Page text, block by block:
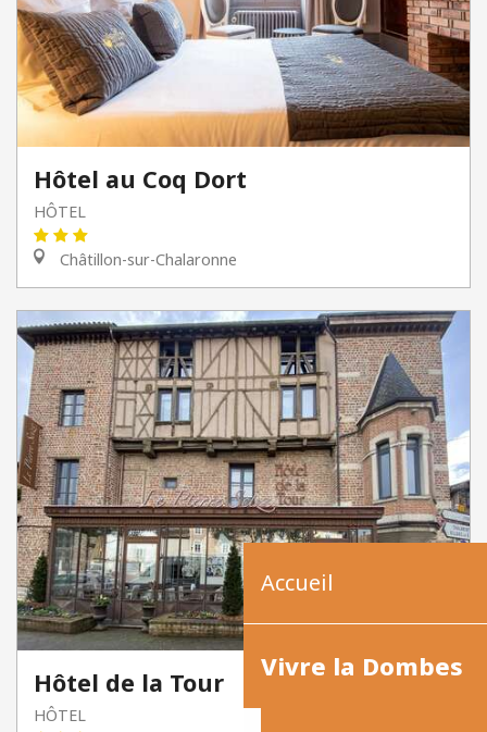
Accueil
Vivre la Dombes
Hôtel au Coq Dort
HÔTEL
Châtillon-sur-Chalaronne
Hôtel de la Tour
HÔTEL